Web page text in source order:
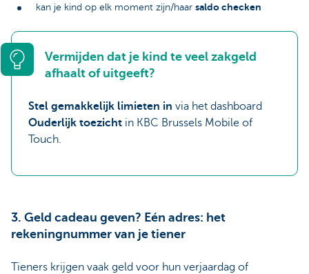
kan je kind op elk moment zijn/haar saldo checken
Vermijden dat je kind te veel zakgeld
afhaalt of uitgeeft?
Stel gemakkelijk limieten in via het dashboard
Ouderlijk toezicht in KBC Brussels Mobile of
Touch.
3. Geld cadeau geven? Eén adres: het
rekeningnummer van je tiener
Tieners krijgen vaak geld voor hun verjaardag of